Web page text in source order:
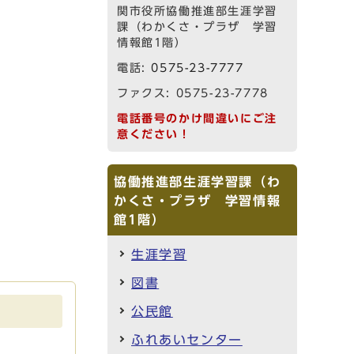
関市役所協働推進部生涯学習
課（わかくさ・プラザ 学習
情報館1階）
電話:0575-23-7777
ファクス: 0575-23-7778
電話番号のかけ間違いにご注
意ください！
協働推進部生涯学習課（わ
かくさ・プラザ 学習情報
館1階）
生涯学習
図書
公民館
ふれあいセンター